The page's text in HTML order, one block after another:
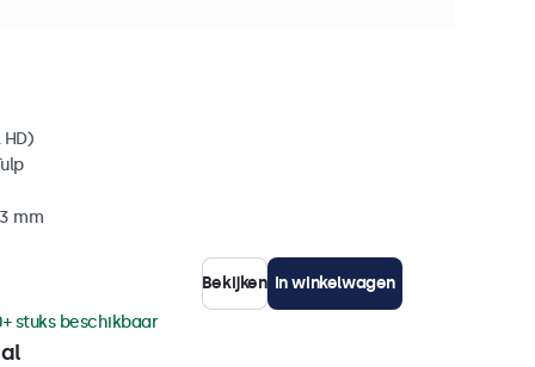
mm
Bekijken In winkelwagen
stuks beschikbaar